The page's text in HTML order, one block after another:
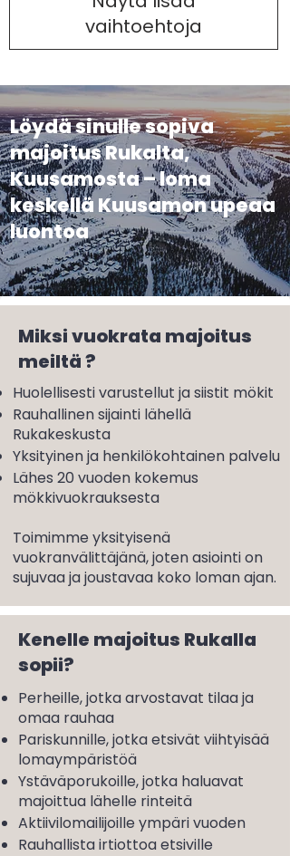
UnelmaKaukelo mökki Rukalla
rauhallisella alueella
UnelmaKaukelo – tunnelmallinen majoitus
lähellä Rukakeskusta
vaihtoehtoja
Löydä sinulle sopiva
majoitus Rukalta,
Kuusamosta – loma
keskellä Kuusamon upeaa
luontoa
Miksi vuokrata majoitus
meiltä ?
Huolellisesti varustellut ja siistit mökit
Rauhallinen sijainti lähellä
Rukakeskusta
Yksityinen ja henkilökohtainen palvelu
Lähes 20 vuoden kokemus
mökkivuokrauksesta
Toimimme yksityisenä
vuokranvälittäjänä, joten asiointi on
sujuvaa ja joustavaa koko loman ajan.
Kenelle majoitus Rukalla
sopii?
Perheille, jotka arvostavat tilaa ja
omaa rauhaa
Pariskunnille, jotka etsivät viihtyisää
lomaympäristöä
Ystäväporukoille, jotka haluavat
majoittua lähelle rinteitä
Aktiivilomailijoille ympäri vuoden
Rauhallista irtiottoa etsiville